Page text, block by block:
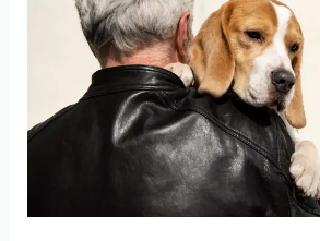
calidad
tu